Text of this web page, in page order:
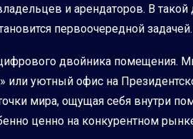
и арендаторов. В такой
первоочередной задачей.
цифрового двойника
уютный офис на
мира, ощущая себя внутри
ценно на конкурентном